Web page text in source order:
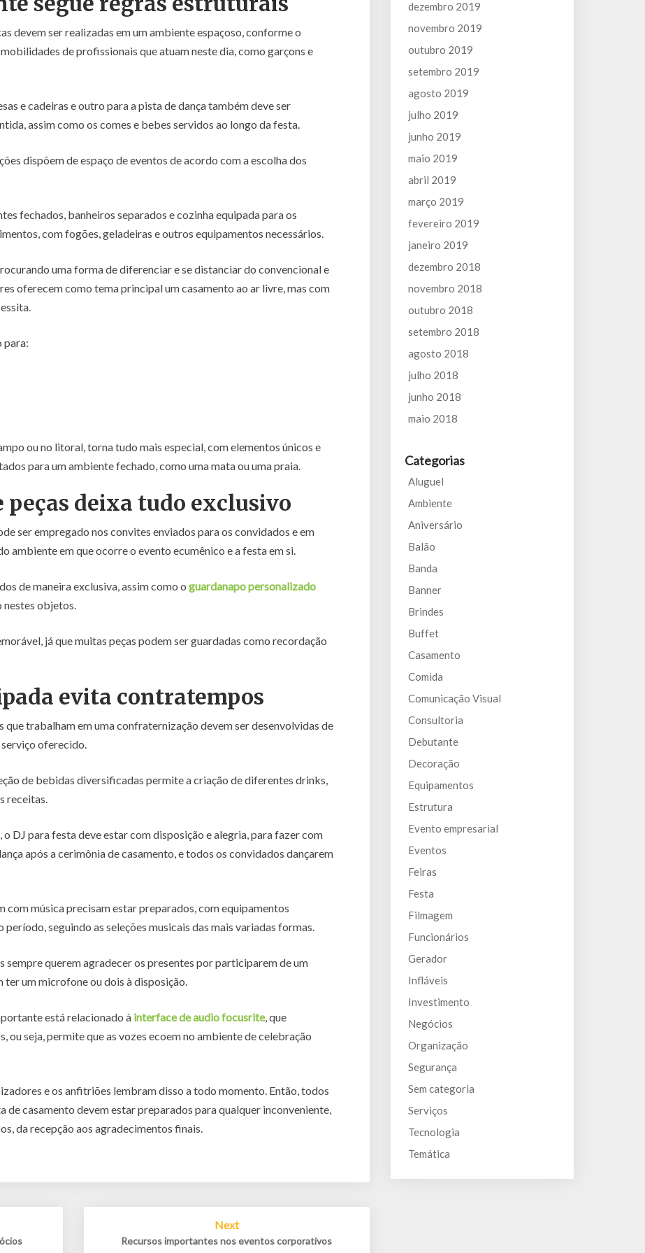
devem ser realizadas em um ambiente espaçoso, conforme o
de profissionais que atuam neste dia, como garçons e
e cadeiras e outro para a pista de dança também deve ser
assim como os comes e bebes servidos ao longo da festa.
dispõem de espaço de eventos de acordo com a escolha dos
fechados, banheiros separados e cozinha equipada para os
com fogões, geladeiras e outros equipamentos necessários.
uma forma de diferenciar e se distanciar do convencional e
oferecem como tema principal um casamento ao ar livre, mas com
para:
ou no litoral, torna tudo mais especial, com elementos únicos e
para um ambiente fechado, como uma mata ou uma praia.
peças deixa tudo exclusivo
ser empregado nos convites enviados para os convidados e em
ambiente em que ocorre o evento ecumênico e a festa em si.
de maneira exclusiva, assim como o guardanapo personalizado
objetos.
já que muitas peças podem ser guardadas como recordação
evita contratempos
trabalham em uma confraternização devem ser desenvolvidas de
oferecido.
de bebidas diversificadas permite a criação de diferentes drinks,
receitas.
DJ para festa deve estar com disposição e alegria, para fazer com
após a cerimônia de casamento, e todos os convidados dançarem
com música precisam estar preparados, com equipamentos
seguindo as seleções musicais das mais variadas formas.
sempre querem agradecer os presentes por participarem de um
um microfone ou dois à disposição.
está relacionado à interface de audio focusrite, que
seja, permite que as vozes ecoem no ambiente de celebração
e os anfitriões lembram disso a todo momento. Então, todos
de casamento devem estar preparados para qualquer inconveniente,
da recepção aos agradecimentos finais.
Next
Recursos importantes nos eventos corporativos
dezembro 2019
novembro 2019
outubro 2019
setembro 2019
agosto 2019
julho 2019
junho 2019
maio 2019
abril 2019
março 2019
fevereiro 2019
janeiro 2019
dezembro 2018
novembro 2018
outubro 2018
setembro 2018
agosto 2018
julho 2018
junho 2018
maio 2018
Categorias
Aluguel
Ambiente
Aniversário
Balão
Banda
Banner
Brindes
Buffet
Casamento
Comida
Comunicação Visual
Consultoria
Debutante
Decoração
Equipamentos
Estrutura
Evento empresarial
Eventos
Feiras
Festa
Filmagem
Funcionários
Gerador
Infláveis
Investimento
Negócios
Organização
Segurança
Sem categoria
Serviços
Tecnologia
Temática